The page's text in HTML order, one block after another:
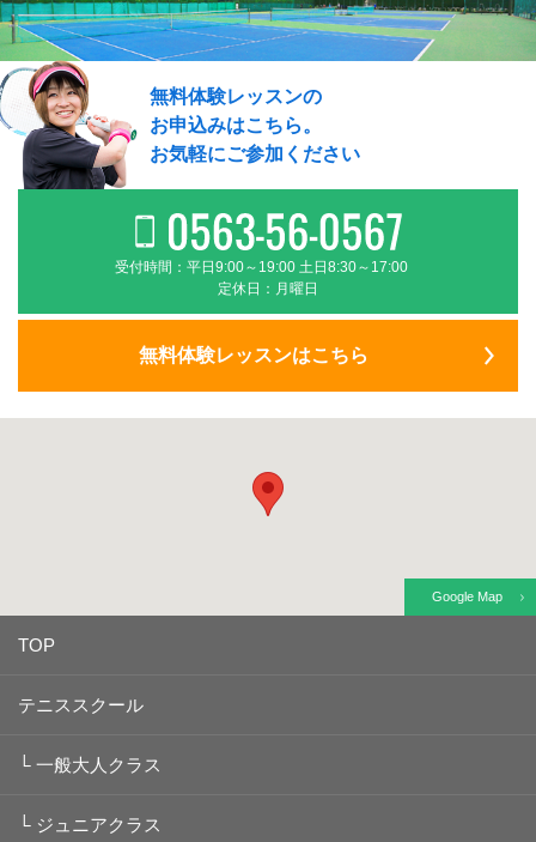
無料体験レッスンの
お申込みはこちら。
お気軽にご参加ください
受付時間：平日9:00～19:00 土日8:30～17:00
定休日：月曜日
無料体験レッスンはこちら
Google Map
TOP
テニススクール
└ 一般大人クラス
└ ジュニアクラス